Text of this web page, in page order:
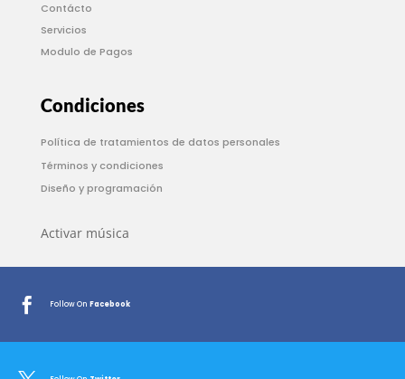
Contácto
Servicios
Modulo de Pagos
Condiciones
Política de tratamientos de datos personales
Términos y condiciones
Diseño y programación
Activar música
 Follow On Facebook